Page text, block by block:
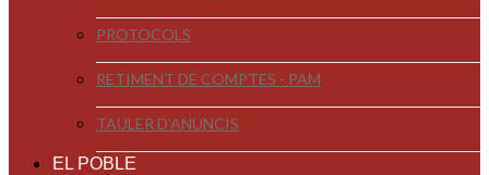
PROTOCOLS
RETIMENT DE COMPTES - PAM
TAULER D'ANUNCIS
EL POBLE